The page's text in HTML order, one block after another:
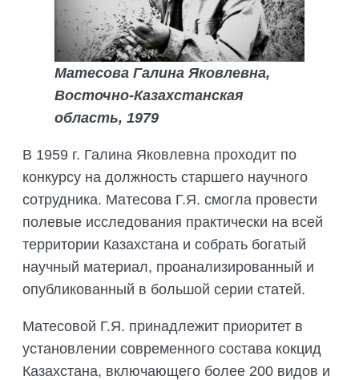
Матесова Галина Яковлевна,
Восточно-Казахстанская
область, 1979
В 1959 г. Галина Яковлевна проходит по
конкурсу на должность старшего научного
сотрудника. Матесова Г.Я. смогла провести
полевые исследования практически на всей
территории Казахстана и собрать богатый
научный материал, проанализированный и
опубликованный в большой серии статей.
Матесовой Г.Я. принадлежит приоритет в
установлении современного состава кокцид
Казахстана, включающего более 200 видов и